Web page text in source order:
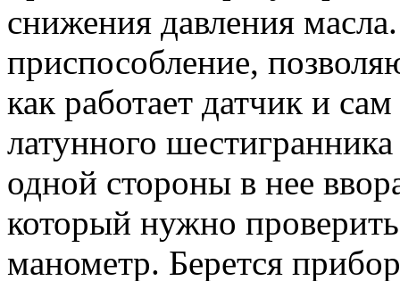
снижения давления
приспособление,
как работает датчик и
латунного
одной стороны в нее
который нужно
манометр. Берется